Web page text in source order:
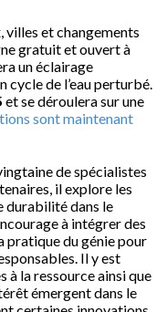
villes et changements
gratuit et ouvert à
un éclairage
cycle de l’eau perturbé.
et se déroulera sur une
sont maintenant
de spécialistes
il explore les
durabilité dans le
à intégrer des
pratique du génie pour
Il y est
à la ressource ainsi que
émergent dans le